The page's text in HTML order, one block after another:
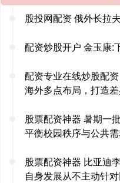
股投网配资 俄外长拉
配资炒股开户 金玉康:
配资专业在线炒股配
海外多点布局，打造
股票配资神器 暑期一
平衡校园秩序与公共需
股票配资神器 比亚迪
自身发展从不主动针